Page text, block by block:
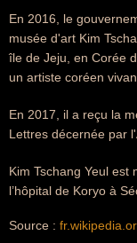
En 2016, le
musée d'art Kim
île de Jeju, en Corée
un artiste coréen
En 2017, il a reçu la
Lettres décernée par
Kim Tschang Yeul
l’hôpital de Koryo à
Source :